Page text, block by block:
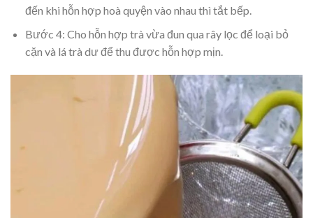
đến khi hỗn hợp hoà quyện vào nhau thì tắt bếp.
Bước 4: Cho hỗn hợp trà vừa đun qua rây lọc để loại bỏ
cặn và lá trà dư để thu được hỗn hợp mịn.